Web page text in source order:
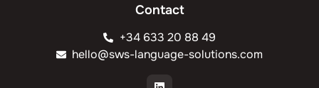
Contact
+34 633 20 88 49
hello@sws-language-solutions.com